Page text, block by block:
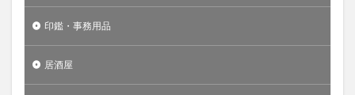
印鑑・事務用品
居酒屋